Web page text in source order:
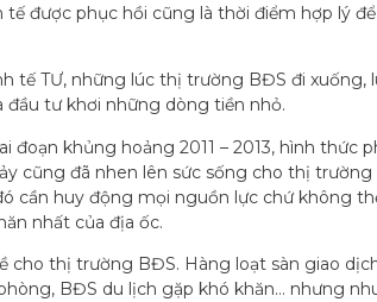
được phục hồi cũng là thời điểm hợp lý
tế TƯ, những lúc thị trường BĐS đi
đầu tư khơi những dòng tiền nhỏ.
khủng hoảng 2011 – 2013, hình
cũng đã nhen lên sức sống cho thị
cần huy động mọi nguồn lực chứ không
nhất của địa ốc.
cho thị trường BĐS. Hàng loạt sàn giao
BĐS du lịch gặp khó khăn… nhưng